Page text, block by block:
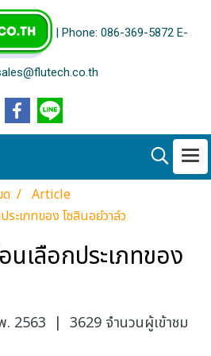
| Phone: 086-369-5872 E-
Article
ะเภทของ โซลินอย์วาล์ว
เลือกประเภทของ
2563 | 3629 จำนวนผู้เข้าชม